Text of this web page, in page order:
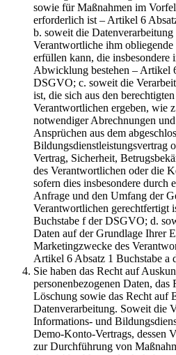
sowie für Maßnahmen im
erforderlich ist – Artikel 6
b. soweit die
Verantwortliche ihm
erfüllen kann, die insbesondere
Abwicklung bestehen – Artikel
DSGVO; c. soweit die
ist, die sich aus den
Verantwortlichen ergeben, wie
notwendiger Abrechnungen
Ansprüchen aus dem
Bildungsdienstleistungsvertrag
Vertrag, Sicherheit,
des Verantwortlichen oder die
sofern dies insbesondere durch
Anfrage und den Umfang der
Verantwortlichen gerechtfertigt
Buchstabe f der DSGVO; d.
Daten auf der Grundlage Ihrer
Marketingzwecke des
Artikel 6 Absatz 1 Buchstabe a
Sie haben das Recht auf
personenbezogenen Daten,
Löschung sowie das Recht auf
Datenverarbeitung. Soweit die
Informations- und
Demo-Konto-Vertrags, dessen
zur Durchführung von